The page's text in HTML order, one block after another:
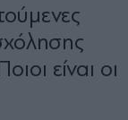
είναι οι